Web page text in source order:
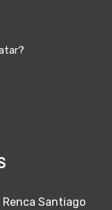
Santiago